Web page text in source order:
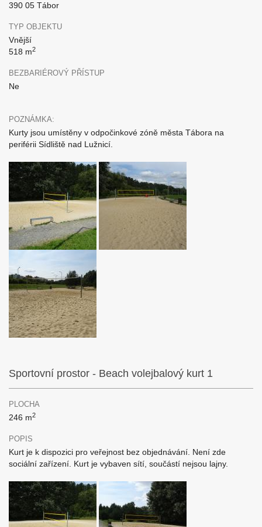
390 05 Tábor
TYP OBJEKTU
Vnější
518 m2
BEZBARIÉROVÝ PŘÍSTUP
Ne
POZNÁMKA:
Kurty jsou umístěny v odpočinkové zóně města Tábora na
periférii Sídliště nad Lužnicí.
Sportovní prostor - Beach volejbalový kurt 1
PLOCHA
246 m2
POPIS
Kurt je k dispozici pro veřejnost bez objednávání. Není zde
sociální zařízení. Kurt je vybaven sítí, součástí nejsou lajny.